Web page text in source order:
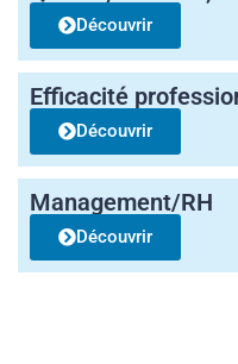
Découvrir
Efficacité
Découvrir
Management/RH
Découvrir